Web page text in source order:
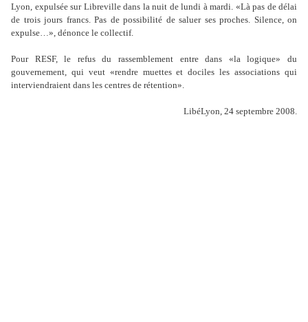
Lyon, expulsée sur Libreville dans la nuit de lundi à mardi. «Là pas de délai
de trois jours francs. Pas de possibilité de saluer ses proches. Silence, on
expulse…», dénonce le collectif.
Pour RESF, le refus du rassemblement entre dans «la logique» du
gouvernement, qui veut «rendre muettes et dociles les associations qui
interviendraient dans les centres de rétention».
LibéLyon, 24 septembre 2008.